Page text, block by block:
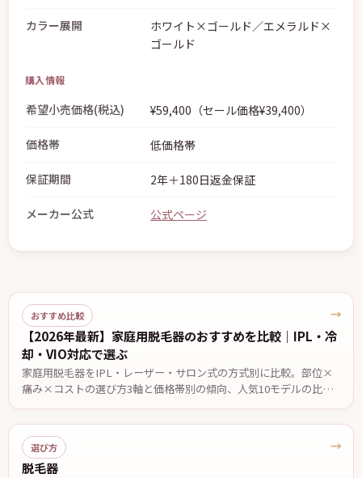
カラー展開
ホワイト×ゴールド／エメラルド×
ゴールド
購入情報
希望小売価格(税込) ¥59,400（セール価格¥39,400）
価格帯 低価格帯
保証期間 2年＋180日返金保証
メーカー公式 公式ページ
おすすめ比較
【2026年最新】家庭用脱毛器のおすすめを比較｜IPL・冷
却・VIO対応で選ぶ
家庭用脱毛器をIPL・レーザー・サロン式の方式別に比較。部位×
痛み×コストの選び方3軸と価格帯別の傾向、人気10モデルの比較
を編集部がまとめました。効果の感じ方には個人差があります。
→
選び方
脱毛器
→